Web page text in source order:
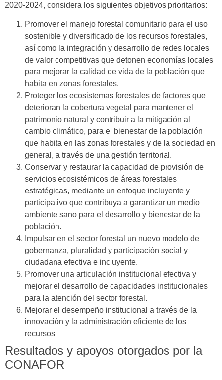
2020-2024, considera los siguientes objetivos prioritarios:
Promover el manejo forestal comunitario para el uso
sostenible y diversificado de los recursos forestales,
así como la integración y desarrollo de redes locales
de valor competitivas que detonen economías locales
para mejorar la calidad de vida de la población que
habita en zonas forestales.
Proteger los ecosistemas forestales de factores que
deterioran la cobertura vegetal para mantener el
patrimonio natural y contribuir a la mitigación al
cambio climático, para el bienestar de la población
que habita en las zonas forestales y de la sociedad en
general, a través de una gestión territorial.
Conservar y restaurar la capacidad de provisión de
servicios ecosistémicos de áreas forestales
estratégicas, mediante un enfoque incluyente y
participativo que contribuya a garantizar un medio
ambiente sano para el desarrollo y bienestar de la
población.
Impulsar en el sector forestal un nuevo modelo de
gobernanza, pluralidad y participación social y
ciudadana efectiva e incluyente.
Promover una articulación institucional efectiva y
mejorar el desarrollo de capacidades institucionales
para la atención del sector forestal.
Mejorar el desempeño institucional a través de la
innovación y la administración eficiente de los
recursos
Resultados y apoyos otorgados por la
CONAFOR